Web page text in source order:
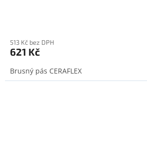
513 Kč bez DPH
621 Kč
Brusný pás CERAFLEX